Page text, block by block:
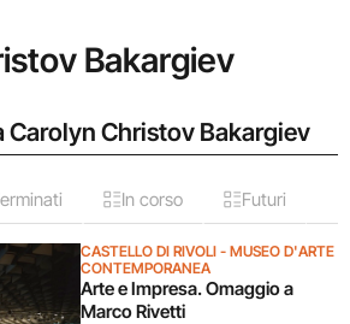
Bakargiev
Carolyn Christov Bakargiev
In corso Futuri
CASTELLO DI RIVOLI - MUSEO D'ARTE
CONTEMPORANEA
Arte e Impresa. Omaggio a
Marco Rivetti